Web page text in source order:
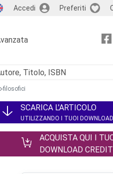
Accedi Preferiti
filosofici
SCARICA L'ARTICOLO
UTILIZZANDO I TUOI
ACQUISTA QUI I
DOWNLOAD